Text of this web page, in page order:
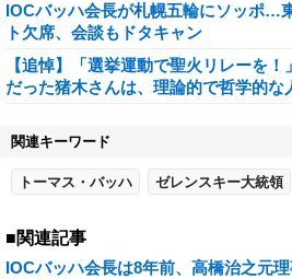
IOCバッハ会長が札幌五輪にソッポ…
ト欠席、会談もドタキャン
【追悼】「選挙運動で聖火リレーを
だった猪木さんは、理論的で哲学的な
関連キーワード
トーマス・バッハ ゼレンスキー大統領
■関連記事
IOCバッハ会長は8年前、高橋治之元